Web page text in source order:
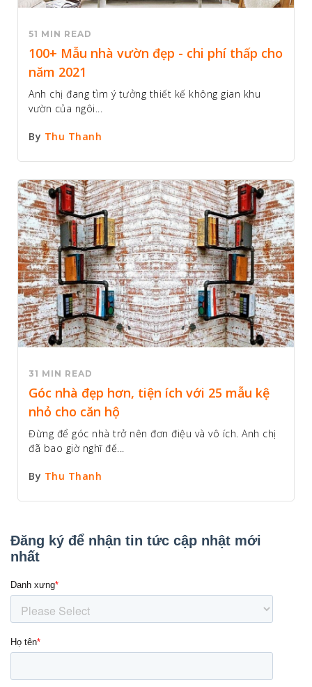
51 MIN READ
100+ Mẫu nhà vườn đẹp - chi phí thấp cho
năm 2021
Anh chị đang tìm ý tưởng thiết kế không gian khu
vườn của ngôi...
By Thu Thanh
31 MIN READ
Góc nhà đẹp hơn, tiện ích với 25 mẫu kệ
nhỏ cho căn hộ
Đừng để góc nhà trở nên đơn điệu và vô ích. Anh chị
đã bao giờ nghĩ đế...
By Thu Thanh